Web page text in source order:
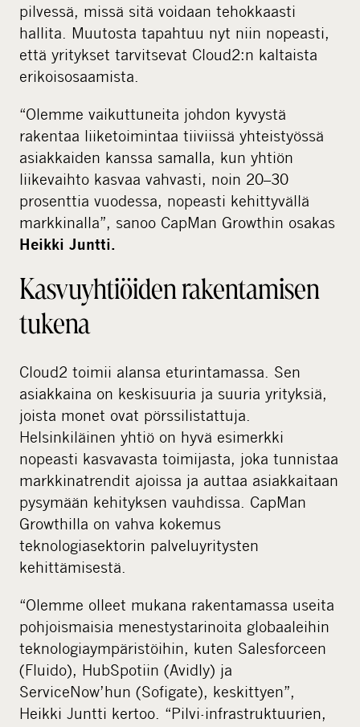
pilvessä, missä sitä voidaan tehokkaasti
hallita. Muutosta tapahtuu nyt niin nopeasti,
että yritykset tarvitsevat Cloud2:n kaltaista
erikoisosaamista.
“Olemme vaikuttuneita johdon kyvystä
rakentaa liiketoimintaa tiiviissä yhteistyössä
asiakkaiden kanssa samalla, kun yhtiön
liikevaihto kasvaa vahvasti, noin 20–30
prosenttia vuodessa, nopeasti kehittyvällä
markkinalla”, sanoo CapMan Growthin osakas
Heikki Juntti.
Kasvuyhtiöiden rakentamisen
tukena
Cloud2 toimii alansa eturintamassa. Sen
asiakkaina on keskisuuria ja suuria yrityksiä,
joista monet ovat pörssilistattuja.
Helsinkiläinen yhtiö on hyvä esimerkki
nopeasti kasvavasta toimijasta, joka tunnistaa
markkinatrendit ajoissa ja auttaa asiakkaitaan
pysymään kehityksen vauhdissa. CapMan
Growthilla on vahva kokemus
teknologiasektorin palveluyritysten
kehittämisestä.
“Olemme olleet mukana rakentamassa useita
pohjoismaisia menestystarinoita globaaleihin
teknologiaympäristöihin, kuten Salesforceen
(Fluido), HubSpotiin (Avidly) ja
ServiceNow’hun (Sofigate), keskittyen”,
Heikki Juntti kertoo. “Pilvi-infrastruktuurien,